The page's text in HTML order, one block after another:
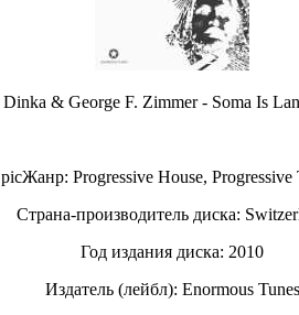
Dinka & George F. Zimmer - Soma Is
picЖанр: Progressive House, Progressive
Страна-производитель диска:
Год издания диска: 2010
Издатель (лейбл): Enormous Tunes